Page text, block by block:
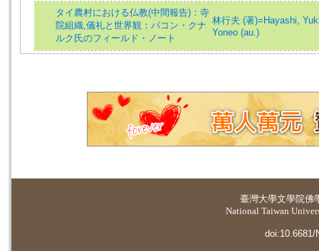
タイ農村における仏教(中間報告)：寺
院組織,儀礼と世界観：パコン・クナ
ルク氏のフィールド・ノート
林行夫 (著)=Hayashi,
Yoneo (au.)
臺灣大學文學院佛
National Taiwan
doi:10.6681/